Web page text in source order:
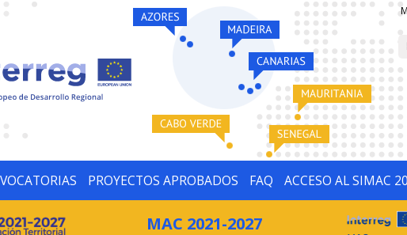
PROYECTOS APROBADOS FAQ ACCESO AL SIMAC
MAC 2021-2027